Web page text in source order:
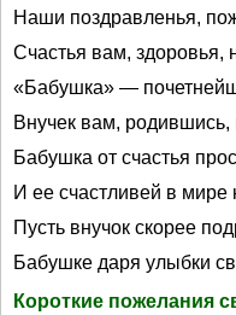
Наши поздравленья,
Счастья вам, здоровья,
«Бабушка» —
Внучек вам, родившись,
Бабушка от счастья
И ее счастливей в мире
Пусть внучок скорее
Бабушке даря улыбки
Короткие пожелания